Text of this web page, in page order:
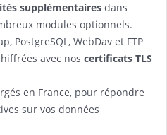
supplémentaires dans
modules optionnels.
PostgreSQL, WebDav et FTP
avec nos certificats TLS
en France, pour répondre
sur vos données